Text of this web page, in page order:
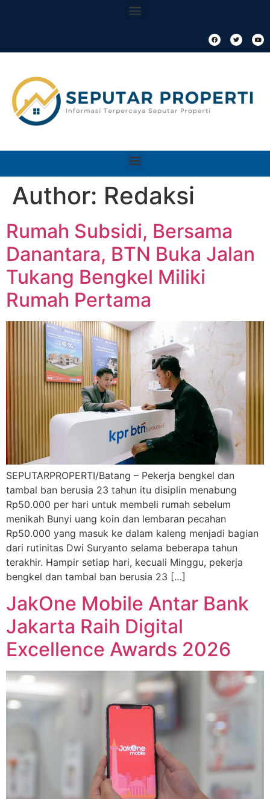
Author: Redaksi
Rumah Subsidi, Bersama
Danantara, BTN Buka Jalan
Tukang Bengkel Miliki
Rumah Pertama
SEPUTARPROPERTI/Batang – Pekerja bengkel dan
tambal ban berusia 23 tahun itu disiplin menabung
Rp50.000 per hari untuk membeli rumah sebelum
menikah Bunyi uang koin dan lembaran pecahan
Rp50.000 yang masuk ke dalam kaleng menjadi bagian
dari rutinitas Dwi Suryanto selama beberapa tahun
terakhir. Hampir setiap hari, kecuali Minggu, pekerja
bengkel dan tambal ban berusia 23 […]
JakOne Mobile Antar Bank
Jakarta Raih Digital
Excellence Awards 2026